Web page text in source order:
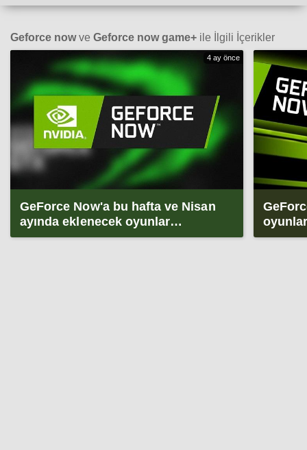
Geforce nowve Geforce now game+ ile İlgili İçerikler
4 ay önce
GeForce Now'a bu hafta ve Nisan
ayında eklenecek oyunlar
açıklandı